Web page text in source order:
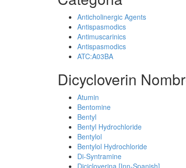
Anticholinergic Agents
Antispasmodics
Antimuscarinics
Antispasmodics
ATC:A03BA
Dicycloverin
Atumin
Bentomine
Bentyl
Bentyl Hydrochloride
Bentylol
Bentylol Hydrochloride
Di-Syntramine
Dicicloverina [Inn-Spanish]